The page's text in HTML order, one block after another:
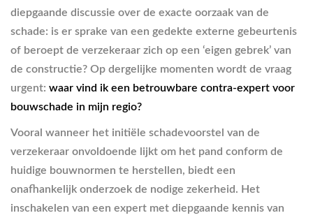
diepgaande discussie over de exacte oorzaak van de
schade: is er sprake van een gedekte externe gebeurtenis
of beroept de verzekeraar zich op een ‘eigen gebrek’ van
de constructie? Op dergelijke momenten wordt de vraag
urgent: waar vind ik een betrouwbare contra-expert voor
bouwschade in mijn regio?
Vooral wanneer het initiële schadevoorstel van de
verzekeraar onvoldoende lijkt om het pand conform de
huidige bouwnormen te herstellen, biedt een
onafhankelijk onderzoek de nodige zekerheid. Het
inschakelen van een expert met diepgaande kennis van